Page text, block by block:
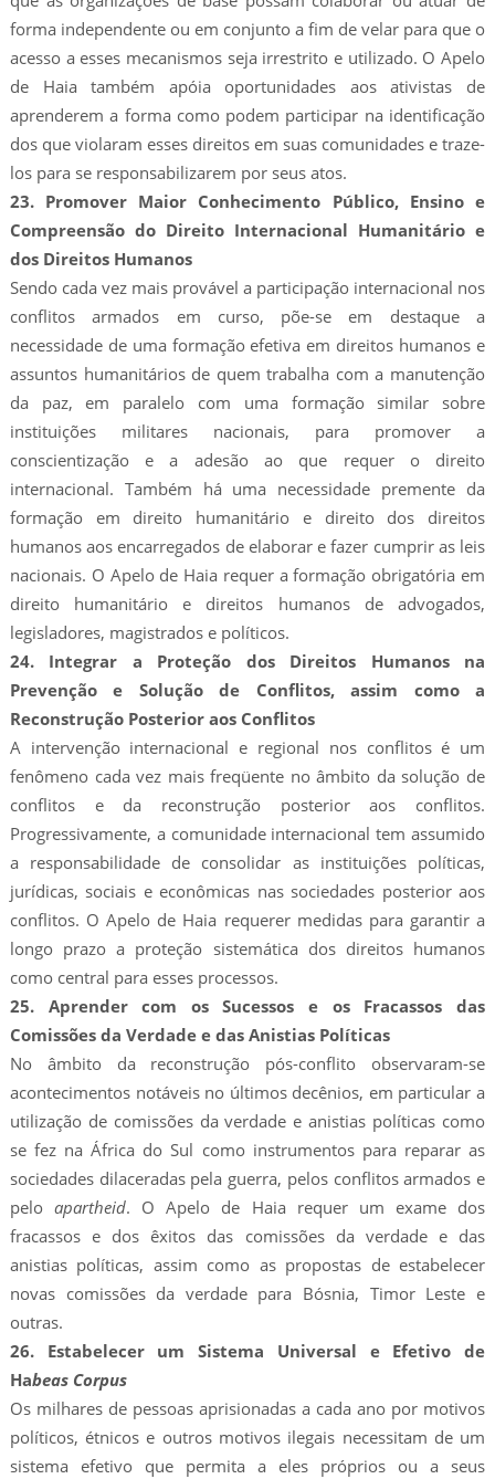
forma independente ou em conjunto a fim de velar para que o
acesso a esses mecanismos seja irrestrito e utilizado. O Apelo
de Haia também apóia oportunidades aos ativistas de
aprenderem a forma como podem participar na identificação
dos que violaram esses direitos em suas comunidades e traze-
los para se responsabilizarem por seus atos.
23. Promover Maior Conhecimento Público, Ensino e
Compreensão do Direito Internacional Humanitário e
dos Direitos Humanos
Sendo cada vez mais provável a participação internacional nos
conflitos armados em curso, põe-se em destaque a
necessidade de uma formação efetiva em direitos humanos e
assuntos humanitários de quem trabalha com a manutenção
da paz, em paralelo com uma formação similar sobre
instituições militares nacionais, para promover a
conscientização e a adesão ao que requer o direito
internacional. Também há uma necessidade premente da
formação em direito humanitário e direito dos direitos
humanos aos encarregados de elaborar e fazer cumprir as leis
nacionais. O Apelo de Haia requer a formação obrigatória em
direito humanitário e direitos humanos de advogados,
legisladores, magistrados e políticos.
24. Integrar a Proteção dos Direitos Humanos na
Prevenção e Solução de Conflitos, assim como a
Reconstrução Posterior aos Conflitos
A intervenção internacional e regional nos conflitos é um
fenômeno cada vez mais freqüente no âmbito da solução de
conflitos e da reconstrução posterior aos conflitos.
Progressivamente, a comunidade internacional tem assumido
a responsabilidade de consolidar as instituições políticas,
jurídicas, sociais e econômicas nas sociedades posterior aos
conflitos. O Apelo de Haia requerer medidas para garantir a
longo prazo a proteção sistemática dos direitos humanos
como central para esses processos.
25. Aprender com os Sucessos e os Fracassos das
Comissões da Verdade e das Anistias Políticas
No âmbito da reconstrução pós-conflito observaram-se
acontecimentos notáveis no últimos decênios, em particular a
utilização de comissões da verdade e anistias políticas como
se fez na África do Sul como instrumentos para reparar as
sociedades dilaceradas pela guerra, pelos conflitos armados e
peloapartheid. O Apelo de Haia requer um exame dos
fracassos e dos êxitos das comissões da verdade e das
anistias políticas, assim como as propostas de estabelecer
novas comissões da verdade para Bósnia, Timor Leste e
outras.
26. Estabelecer um Sistema Universal e Efetivo de
Habeas Corpus
Os milhares de pessoas aprisionadas a cada ano por motivos
políticos, étnicos e outros motivos ilegais necessitam de um
sistema efetivo que permita a eles próprios ou a seus